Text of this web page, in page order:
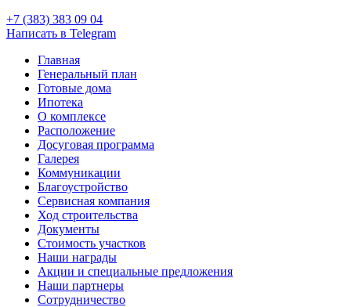
+7 (383) 383 09 04
Написать в Telegram
Главная
Генеральный план
Готовые дома
Ипотека
О комплексе
Расположение
Досуговая программа
Галерея
Коммуникации
Благоустройство
Сервисная компания
Ход строительства
Документы
Стоимость участков
Наши награды
Акции и специальные предложения
Наши партнеры
Сотрудничество